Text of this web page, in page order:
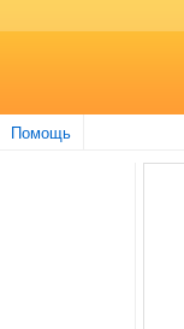
Помощь